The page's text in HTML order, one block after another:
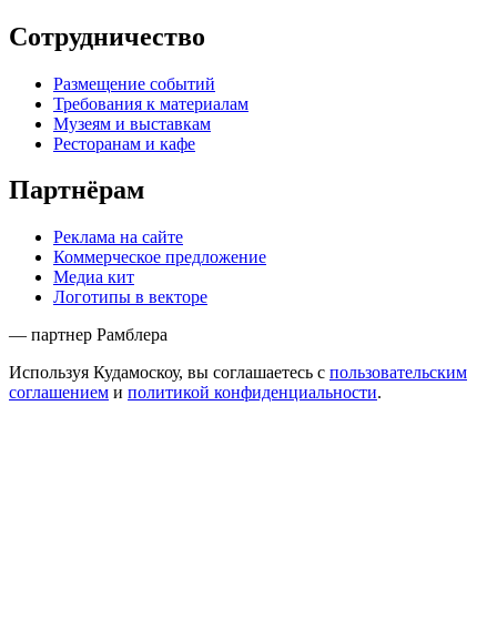
Сотрудничество
Размещение событий
Требования к материалам
Музеям и выставкам
Ресторанам и кафе
Партнёрам
Реклама на сайте
Коммерческое предложение
Медиа кит
Логотипы в векторе
— партнер Рамблера
Используя Кудамоскоу, вы соглашаетесь с пользовательским
соглашением и политикой конфиденциальности.